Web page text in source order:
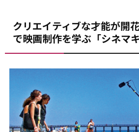
クリエイティブな才能が開
で映画制作を学ぶ「シネマ